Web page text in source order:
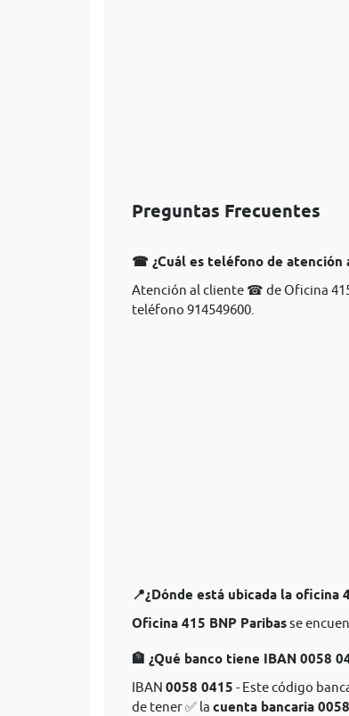
Preguntas Frecuentes
☎ ¿Cuál es teléfono de atención
Atención al cliente ☎ de Oficina
teléfono 914549600.
📍¿Dónde está ubicada la oficina
Oficina 415 BNP Paribasse
🏦 ¿Qué banco tiene IBAN 0058
IBAN 0058 0415 - Este código
de tener ✅ la cuenta bancaria